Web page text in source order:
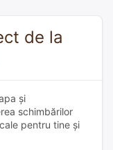
de la
și
schimbărilor
pentru tine și